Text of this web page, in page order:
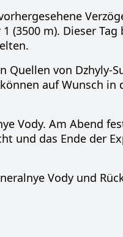
(3500 m). Dieser
von Dzhyly-
auf Wunsch
Vody. Am Abend
und das Ende der
Vody und